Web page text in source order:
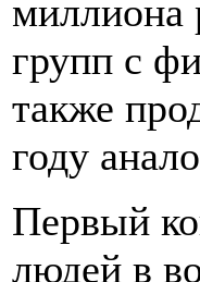
миллиона
групп с
также
году
Первый
людей в